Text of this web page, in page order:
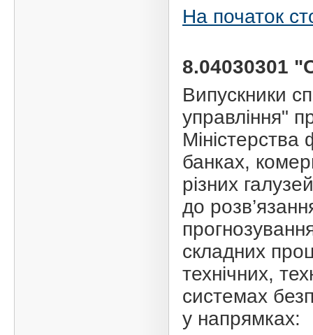
На початок
8.04030301
Випускники
управління"
Міністерства
банках,
різних
до
складних
технічних,
системах
у напрямках: